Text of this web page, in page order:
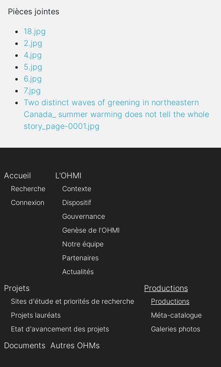
Pièces jointes
18.jpg
2.jpg
4.jpg
5.jpg
6.jpg
7.jpg
Two distinct waves of greening in northeastern
Canada_ summer warming does not tell the whole
story_page-0001.jpg
Accueil
Recherche
Connexion
L'OHMI
Contexte
Dispositif
Gouvernance
Genèse de l'OHMI
Notre équipe
Partenaires
Actualités
Projets
Sites d'étude et priorités de recherche
Projets lauréats
Etat d'avancement des projets
Productions
Productions
Méta-catalogue
Galeries photos
Documents Autres OHMs